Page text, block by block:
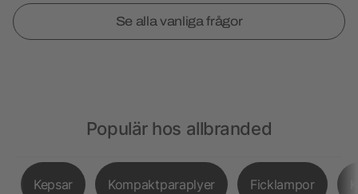
Se alla vanliga frågor
Populär hos allbranded
Kepsar Kompaktparaplyer Ficklampor